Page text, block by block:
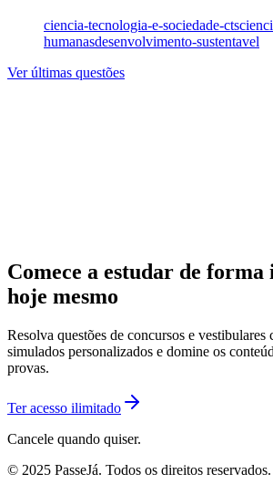
ciencia-tecnologia-e-sociedade-cts
humanasdesenvolvimento-sustentavel
Ver últimas questões
Comece a estudar de forma
hoje mesmo
Resolva questões de concursos e
simulados personalizados e domine os
provas.
Ter acesso ilimitado
Cancele quando quiser.
© 2025 PasseJá. Todos os direitos reservados.